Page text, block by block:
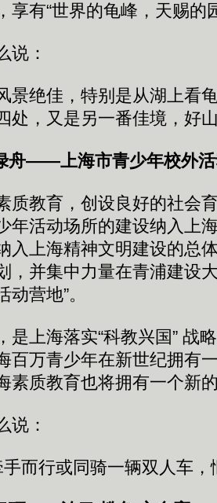
享有“世界的龟峰，天赐的
：
绝佳，特别是从湖上看
处，又是另一番佳境，好
舟——上海市青少年校外
教育，创设良好的社会
年活动场所的建设纳入上
入上海精神文明建设的总
，并集中力量在青浦建设
营地”。
上海落实“科教兴国” 战
百万青少年在新世纪拥有
素质教育也将拥有一个新
：
行或同骑一辆双人车，